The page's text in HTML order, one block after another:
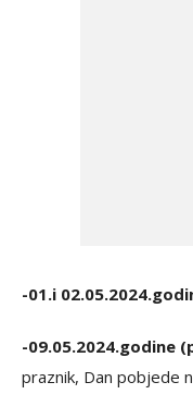
-01.i
-09.05.2024.godine
praznik, Dan pobjede